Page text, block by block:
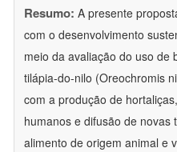
Resumo: A presente
com o desenvolvimento
meio da avaliação do uso de
tilápia-do-nilo (Oreochromis
com a produção de
humanos e difusão de
alimento de origem animal e